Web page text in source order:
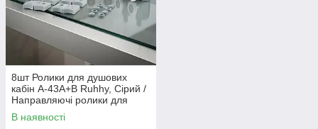
8шт Ролики для душових
кабін A-43A+B Ruhhy, Сірий /
Направляючі ролики для
гідромасажних боксів /
Комплект роликів для
В наявності